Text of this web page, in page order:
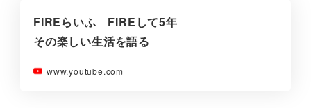
FIREらいふ FIREして5年
その楽しい生活を語る
www.youtube.com